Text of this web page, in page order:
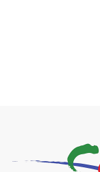
2026-07-23